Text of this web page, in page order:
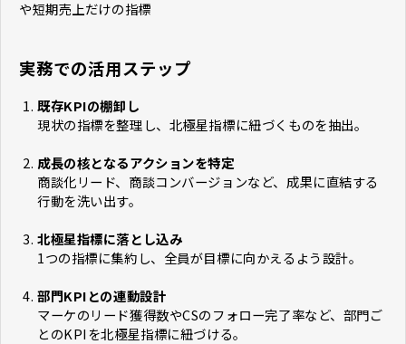
や短期売上だけの指標
実務での活用ステップ
既存KPIの棚卸し
現状の指標を整理し、北極星指標に紐づくものを抽出。
成長の核となるアクションを特定
商談化リード、商談コンバージョンなど、成果に直結する
行動を洗い出す。
北極星指標に落とし込み
1つの指標に集約し、全員が目標に向かえるよう設計。
部門KPIとの連動設計
マーケのリード獲得数やCSのフォロー完了率など、部門ご
とのKPIを北極星指標に紐づける。